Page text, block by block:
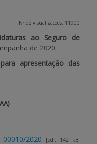
Nº de visualizações: 11900
ao Seguro de
de 2020.
apresentação das
2020
[pdf: 142 kB;